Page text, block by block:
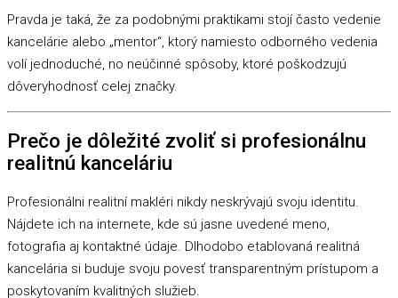
Pravda je taká, že za podobnými praktikami stojí často vedenie
kancelárie alebo „mentor“, ktorý namiesto odborného vedenia
volí jednoduché, no neúčinné spôsoby, ktoré poškodzujú
dôveryhodnosť celej značky.
Prečo je dôležité zvoliť si profesionálnu
realitnú kanceláriu
Profesionálni realitní makléri nikdy neskrývajú svoju identitu.
Nájdete ich na internete, kde sú jasne uvedené meno,
fotografia aj kontaktné údaje. Dlhodobo etablovaná realitná
kancelária si buduje svoju povesť transparentným prístupom a
poskytovaním kvalitných služieb.